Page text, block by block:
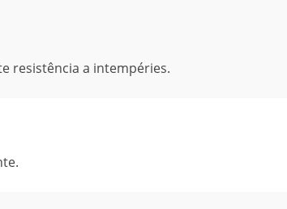
resistência a intempéries.